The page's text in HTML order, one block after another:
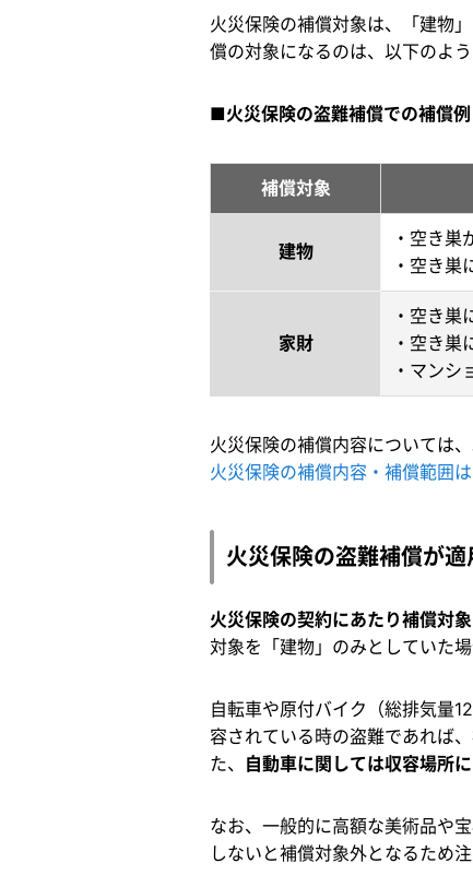
火災保険の補償対象は、「建物
償の対象になるのは、以下のよう
■火災保険の盗難補償での補償例
補償対象
建物
・空き巣
・空き巣
家財
・空き巣
・空き巣
・マンシ
火災保険の補償内容については
火災保険の補償内容・補償範囲
火災保険の盗難補償が
火災保険の契約にあたり補償対
対象を「建物」のみとしていた
自転車や原付バイク（総排気量
容されている時の盗難であれば
た、 自動車に関しては収容場所
なお、一般的に高額な美術品や
しないと補償対象外となるため